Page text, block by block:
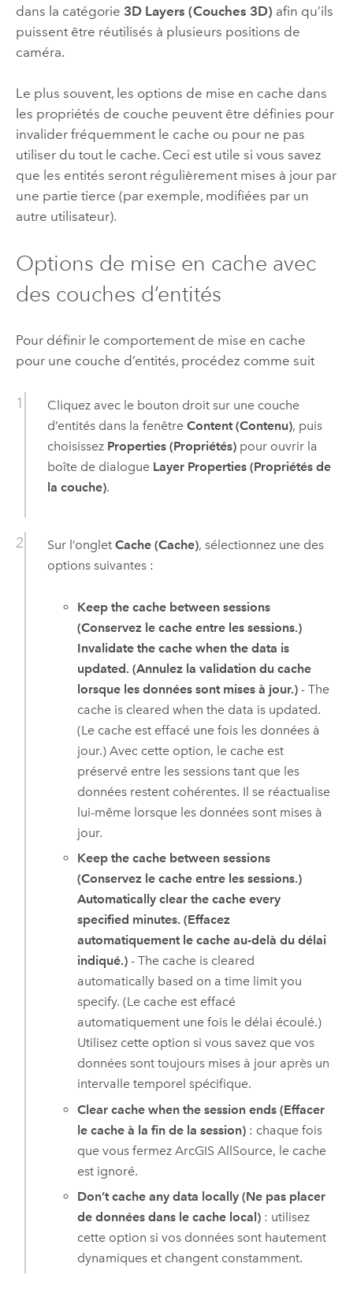
dans la catégorie 3D Layers (Couches 3D) afin qu’ils
puissent être réutilisés à plusieurs positions de
caméra.
Le plus souvent, les options de mise en cache dans
les propriétés de couche peuvent être définies pour
invalider fréquemment le cache ou pour ne pas
utiliser du tout le cache. Ceci est utile si vous savez
que les entités seront régulièrement mises à jour par
une partie tierce (par exemple, modifiées par un
autre utilisateur).
Options de mise en cache avec
des couches d’entités
Pour définir le comportement de mise en cache
pour une couche d’entités, procédez comme suit
Cliquez avec le bouton droit sur une couche
d’entités dans la fenêtre Content (Contenu), puis
choisissez Properties (Propriétés)pour ouvrir la
boîte de dialogue Layer Properties (Propriétés de
la couche).
Sur l’onglet Cache (Cache), sélectionnez une des
options suivantes :
Keep the cache between sessions
(Conservez le cache entre les sessions.)
Invalidate the cache when the data is
updated. (Annulez la validation du cache
lorsque les données sont mises à jour.)- The
cache is cleared when the data is updated.
(Le cache est effacé une fois les données à
jour.) Avec cette option, le cache est
préservé entre les sessions tant que les
données restent cohérentes. Il se réactualise
lui-même lorsque les données sont mises à
jour.
Keep the cache between sessions
(Conservez le cache entre les sessions.)
Automatically clear the cache every
specified minutes. (Effacez
automatiquement le cache au-delà du délai
indiqué.) - The cache is cleared
automatically based on a time limit you
specify. (Le cache est effacé
automatiquement une fois le délai écoulé.)
Utilisez cette option si vous savez que vos
données sont toujours mises à jour après un
intervalle temporel spécifique.
Clear cache when the session ends (Effacer
le cache à la fin de la session) : chaque fois
que vous fermezArcGIS AllSource, le cache
est ignoré.
Don’t cache any data locally (Ne pas placer
de données dans le cache local) : utilisez
cette option si vos données sont hautement
dynamiques et changent constamment.